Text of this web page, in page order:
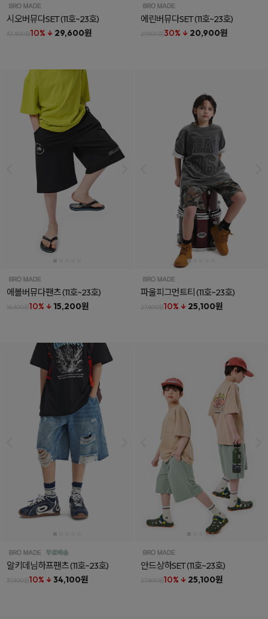
시오버뮤다SET(11호~23호)
32,800원10% ↓ 29,600원
에린버뮤다SET(11호~23호)
29,800원30% ↓ 20,900원
에볼버뮤다팬츠(11호~23호)
16,800원10% ↓ 15,200원
파울피그먼트티(11호~23호)
27,800원10% ↓ 25,100원
알키데님하프팬츠(11호~23호)
37,800원10% ↓ 34,100원
안드상하SET(11호~23호)
27,800원10% ↓ 25,100원